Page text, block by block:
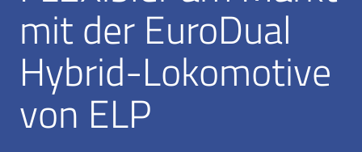
mit der EuroDual
Hybrid-Lokomotive
von ELP